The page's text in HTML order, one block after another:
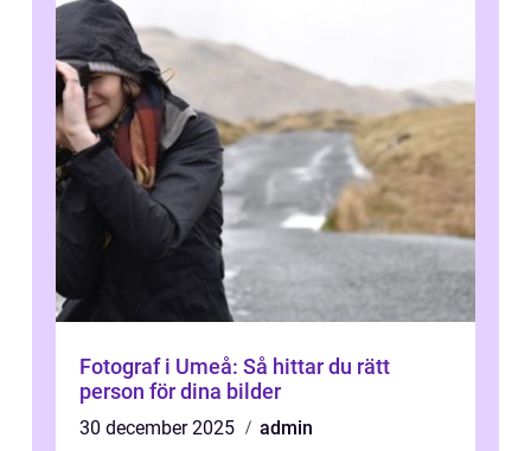
Fotograf i Umeå: Så hittar du rätt
person för dina bilder
30 december 2025 admin